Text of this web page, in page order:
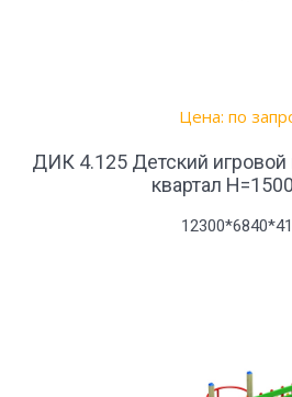
Цена: по
ДИК 4.125 Детский
квартал